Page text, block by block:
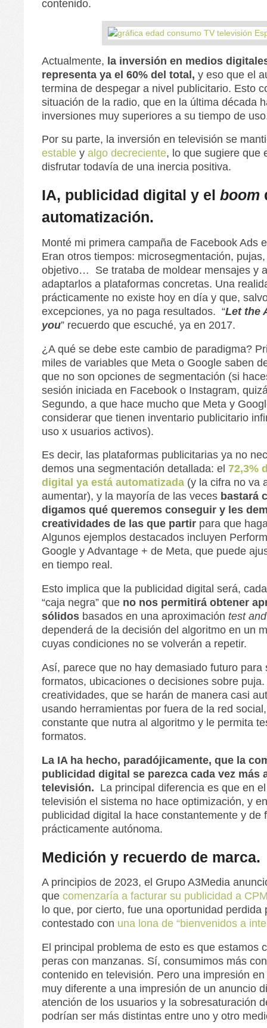
contenido.
Actualmente, la inversión en medios
representa ya el 60% del total, y eso que el
termina de despegar a nivel publicitario. Esto
situación de la radio, que en la última década
inversiones muy superiores a su tiempo de
Por su parte, la inversión en televisión se
estable y algo decreciente, lo que sugiere que
disfrutar todavía de una inercia positiva.
IA, publicidad digital y el boom
automatización.
Monté mi primera campaña de Facebook Ads
Eran otros tiempos: microsegmentación,
objetivo… Se trataba de moldear mensajes y
adaptarlos a plataformas concretas. Una
prácticamente no existe hoy en día y que,
excepciones, ya no paga resultados. “Let the
you” recuerdo que escuché, ya en 2017.
¿A qué se debe este cambio de paradigma?
miles de variables que Meta o Google saben
que no son opciones de segmentación (si
sesión iniciada en Facebook o Instagram,
Segundo, a que hace mucho que Meta y
considerar que tienen inventario publicitario
uso x usuarios activos).
Es decir, las plataformas publicitarias ya no
demos una segmentación detallada: el 72,3%
digital ya está automatizada (y la cifra no va
aumentar), y la mayoría de las veces bastará
digamos qué queremos conseguir y les
creatividades de las que partir para que
Algunos ejemplos destacados incluyen
Google y Advantage + de Meta, que puede
en tiempo real.
Esto implica que la publicidad digital será,
“caja negra” que no nos permitirá obtener
sólidos basados en una aproximación test
dependerá de la decisión del algoritmo en un
cuyas condiciones no se volverán a repetir.
Así, parece que no hay demasiado futuro para
formatos, ubicaciones o decisiones sobre
creatividades, que se harán de manera casi
usando herramientas por fuera de la red
constante que nutra al algoritmo y le permita
formatos.
La IA ha hecho, paradójicamente, que la
publicidad digital se parezca cada vez más
televisión. La principal diferencia es que en
televisión el sistema no hace optimización, y
publicidad digital la hace constantemente y de
prácticamente autónoma.
Medición y recuerdo de marca.
A principios de 2023, el Grupo A3Media
que comenzaría a facturar su publicidad a
lo que, por cierto, fue una oportunidad perdida
contestado con una lona de “bienvenidos a
El principal problema de esto es que estamos
peras con manzanas. Sí, consumimos más
contenido en televisión. Pero una impresión
muy diferente a una impresión de un anuncio
atención de los usuarios y la sobresaturación
podrían ser más distintas entre uno y otro